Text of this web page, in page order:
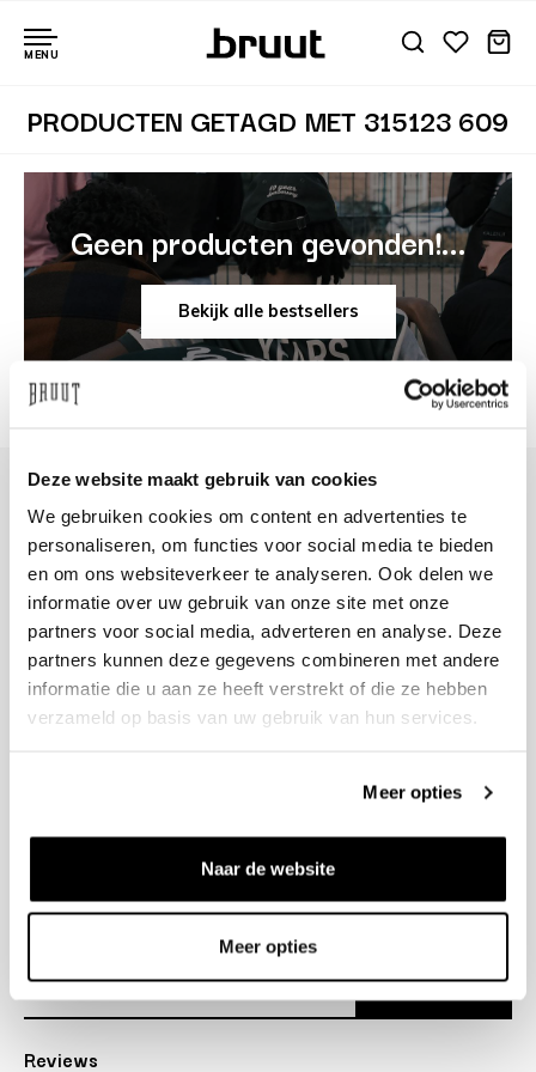
Deze website maakt gebruik van cookies
We gebruiken cookies om content en advertenties te
personaliseren, om functies voor social media te bieden
en om ons websiteverkeer te analyseren. Ook delen we
informatie over uw gebruik van onze site met onze
partners voor social media, adverteren en analyse. Deze
partners kunnen deze gegevens combineren met andere
informatie die u aan ze heeft verstrekt of die ze hebben
verzameld op basis van uw gebruik van hun services.
Meer opties
Naar de website
Meer opties
MENU
PRODUCTEN GETAGD MET 315123 609
Geen producten gevonden!...
Bekijk alle bestsellers
+31 23 205 2006
info@bruut.nl
Contact Formulier
Open tot 18:30
OPENINGSTIJDEN
Over ons
Reviews